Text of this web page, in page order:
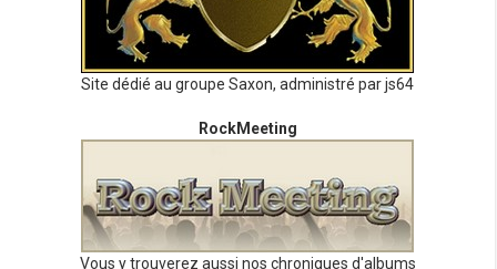
Site dédié au groupe Saxon, administré par js64
RockMeeting
Vous y trouverez aussi nos chroniques d'albums